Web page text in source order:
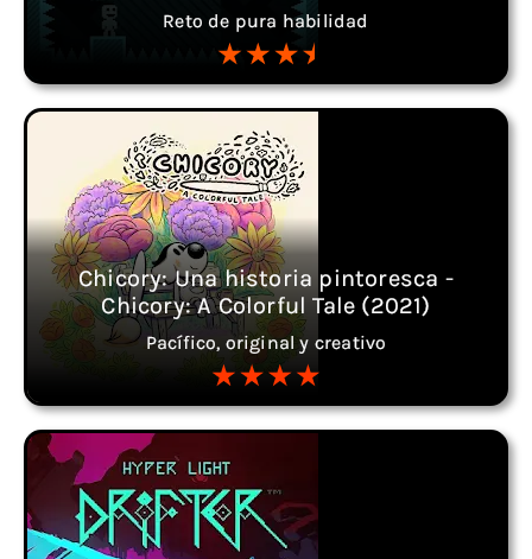
Reto de pura habilidad
Chicory: Una historia pintoresca -
Chicory: A Colorful Tale (2021)
Pacífico, original y creativo